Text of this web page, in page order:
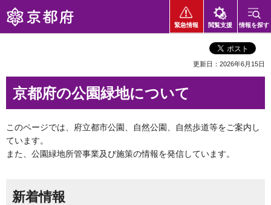
京都府
緊急情報 閲覧支援 情報を探す
更新日：2026年6月15日
京都府の公園緑地について
このページでは、府立都市公園、自然公園、自然歩道等をご案内し
ています。
また、公園緑地所管事業及び施策の情報を発信しています。
新着情報